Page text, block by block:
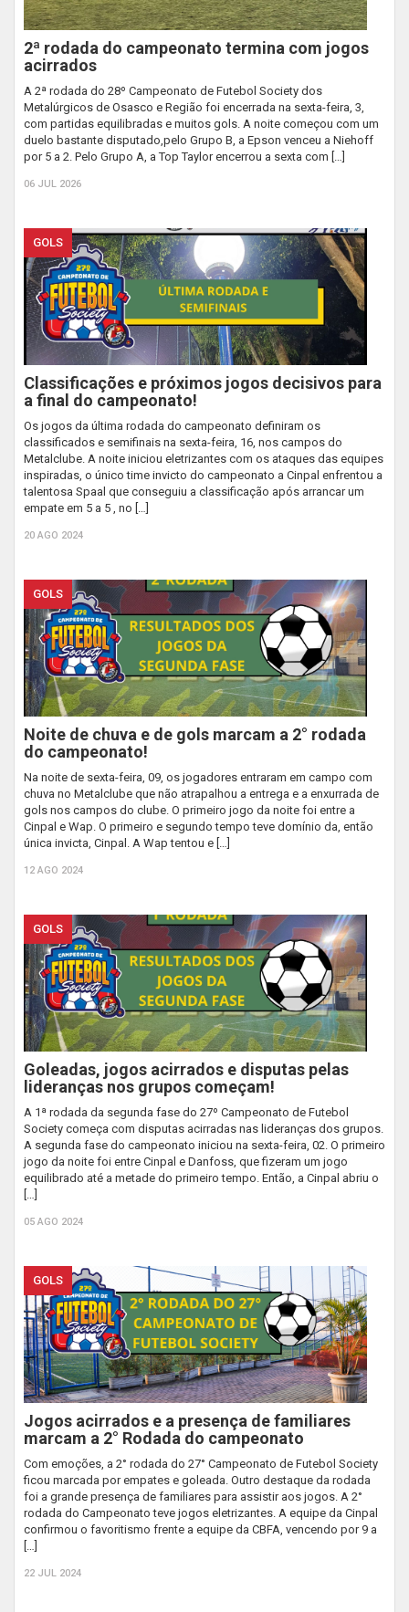
2ª rodada do campeonato termina com jogos
acirrados
A 2ª rodada do 28º Campeonato de Futebol Society dos
Metalúrgicos de Osasco e Região foi encerrada na sexta-feira, 3,
com partidas equilibradas e muitos gols. A noite começou com um
duelo bastante disputado,pelo Grupo B, a Epson venceu a Niehoff
por 5 a 2. Pelo Grupo A, a Top Taylor encerrou a sexta com […]
06 JUL 2026
GOLS
Classificações e próximos jogos decisivos para
a final do campeonato!
Os jogos da última rodada do campeonato definiram os
classificados e semifinais na sexta-feira, 16, nos campos do
Metalclube. A noite iniciou eletrizantes com os ataques das equipes
inspiradas, o único time invicto do campeonato a Cinpal enfrentou a
talentosa Spaal que conseguiu a classificação após arrancar um
empate em 5 a 5 , no […]
20 AGO 2024
GOLS
Noite de chuva e de gols marcam a 2° rodada
do campeonato!
Na noite de sexta-feira, 09, os jogadores entraram em campo com
chuva no Metalclube que não atrapalhou a entrega e a enxurrada de
gols nos campos do clube. O primeiro jogo da noite foi entre a
Cinpal e Wap. O primeiro e segundo tempo teve domínio da, então
única invicta, Cinpal. A Wap tentou e […]
12 AGO 2024
GOLS
Goleadas, jogos acirrados e disputas pelas
lideranças nos grupos começam!
A 1ª rodada da segunda fase do 27º Campeonato de Futebol
Society começa com disputas acirradas nas lideranças dos grupos.
A segunda fase do campeonato iniciou na sexta-feira, 02. O primeiro
jogo da noite foi entre Cinpal e Danfoss, que fizeram um jogo
equilibrado até a metade do primeiro tempo. Então, a Cinpal abriu o
[…]
05 AGO 2024
GOLS
Jogos acirrados e a presença de familiares
marcam a 2° Rodada do campeonato
Com emoções, a 2° rodada do 27° Campeonato de Futebol Society
ficou marcada por empates e goleada. Outro destaque da rodada
foi a grande presença de familiares para assistir aos jogos. A 2°
rodada do Campeonato teve jogos eletrizantes. A equipe da Cinpal
confirmou o favoritismo frente a equipe da CBFA, vencendo por 9 a
[…]
22 JUL 2024